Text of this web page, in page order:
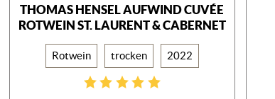
THOMAS HENSEL AUFWIND CUVÉE
ROTWEIN ST. LAURENT & CABERNET
Rotwein trocken 2022